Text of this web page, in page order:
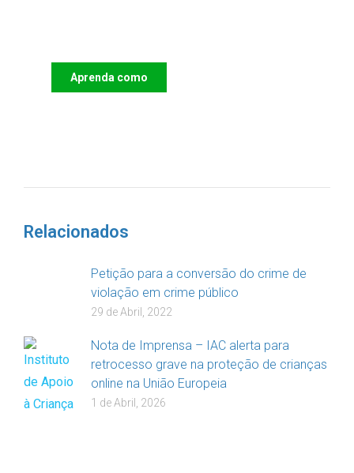
Aprenda como
Relacionados
Petição para a conversão do crime de
violação em crime público
29 de Abril, 2022
Nota de Imprensa – IAC alerta para
retrocesso grave na proteção de crianças
online na União Europeia
1 de Abril, 2026